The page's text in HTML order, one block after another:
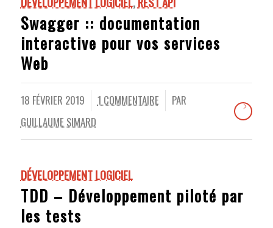
Swagger :: documentation
interactive pour vos services
Web
18 FÉVRIER 2019 1 COMMENTAIRE
PAR
GUILLAUME SIMARD
DÉVELOPPEMENT LOGICIEL
TDD – Développement piloté par
les tests